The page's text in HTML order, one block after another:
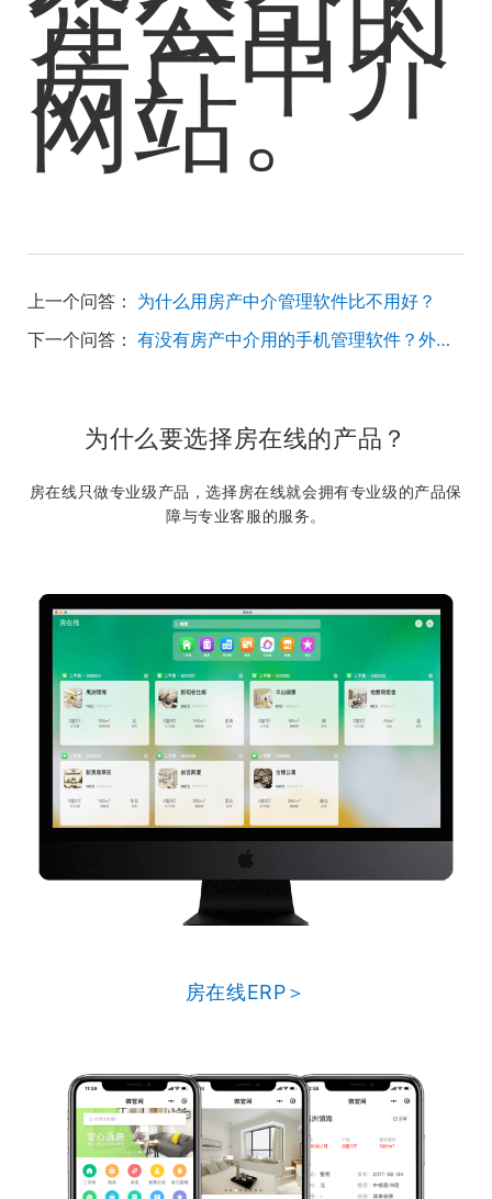
房产中介
网站。
上一个问答： 为什么用房产中介管理软件比不用好？
下一个问答：
有没有房产中介用的手机管理软件？外出带看也可以用
为什么要选择房在线的产品？
房在线只做专业级产品，选择房在线就会拥有专业级的产品保
障与专业客服的服务。
房在线ERP＞